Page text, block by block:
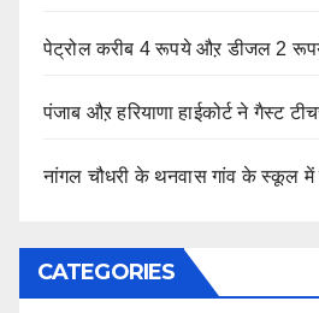
पेट्रोल करीब 4 रूपये औऱ डीजल 2
पंजाब औऱ हरियाणा हाईकोर्ट ने गैस्ट
नांगल चौधरी के थनवास गांव के स्कूल में
CATEGORIES